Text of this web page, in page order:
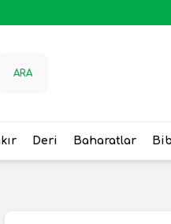
ARA
Deri Baharatlar